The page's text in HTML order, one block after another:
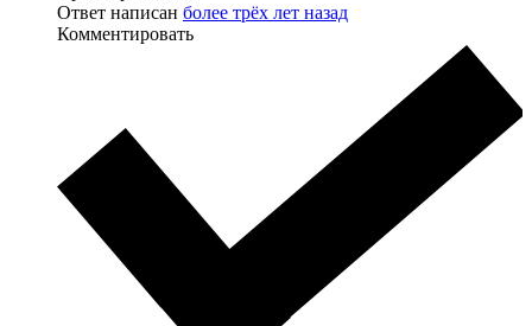
Ответ написан более трёх лет назад
Комментировать